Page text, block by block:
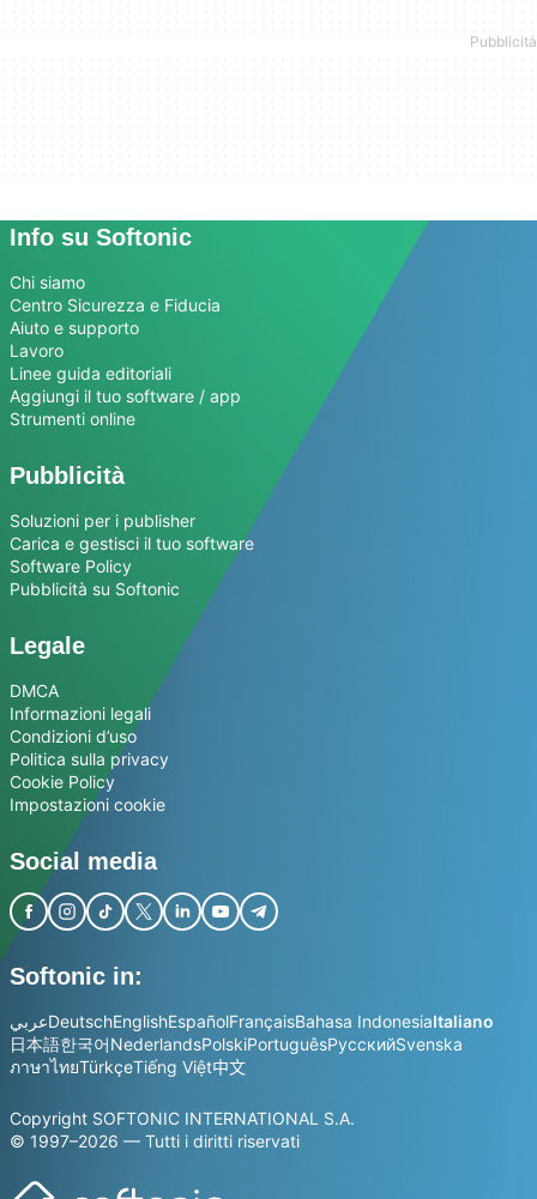
Info su Softonic
Chi siamo
Centro Sicurezza e Fiducia
Aiuto e supporto
Lavoro
Linee guida editoriali
Aggiungi il tuo software / app
Strumenti online
Pubblicità
Soluzioni per i publisher
Carica e gestisci il tuo software
Software Policy
Pubblicità su Softonic
Legale
DMCA
Informazioni legali
Condizioni d’uso
Politica sulla privacy
Cookie Policy
Impostazioni cookie
Social media
Softonic in:
عربيDeutschEnglishEspañolFrançaisBahasa IndonesiaItaliano
日本語한국어NederlandsPolskiPortuguêsРусскийSvenska
ภาษาไทยTürkçeTiếng Việt中文
Copyright SOFTONIC INTERNATIONAL S.A.
© 1997–2026 — Tutti i diritti riservati